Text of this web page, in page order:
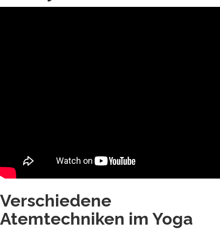
Verschiedene
Atemtechniken im Yoga